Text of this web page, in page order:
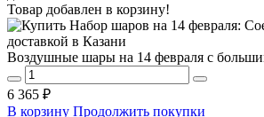
Товар добавлен в корзину!
Воздушные шары на 14 февраля с
6 365 ₽
В корзину Продолжить покупки